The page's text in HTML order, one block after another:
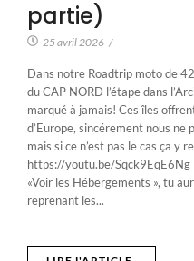
partie)
25 avril 2026 /
Dans notre Roadtrip moto de
du CAP NORD l’étape dans
marqué à jamais! Ces îles
d’Europe, sincérement nous
mais si ce n’est pas le cas ça y
https://youtu.be/
«Voir les Hébergements », tu
reprenant les...